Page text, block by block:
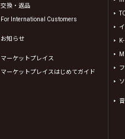
交換・返品
For International Customers
お知らせ
マーケットプレイス
マーケットプレイスはじめてガイド